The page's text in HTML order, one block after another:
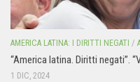
AMERICA LATINA: I DIRITTI NEGATI /
“America latina. Diritti negati”.
1 DIC, 2024